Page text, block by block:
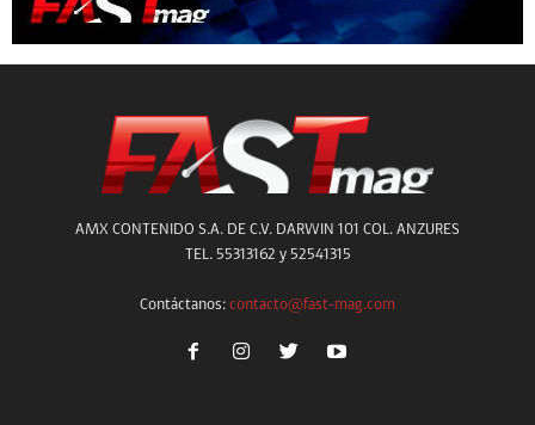
AMX CONTENIDO S.A. DE C.V. DARWIN 101 COL. ANZURES
TEL. 55313162 y 52541315
Contáctanos: contacto@fast-mag.com